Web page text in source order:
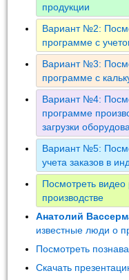
продукции
Вариант №2:
программе с
Вариант №3:
программе с
Вариант №4:
программе
загрузки
Вариант №5:
учета заказов в
Посмотреть видео
производстве
Анатолий
известные люди о
Посмотреть
Скачать